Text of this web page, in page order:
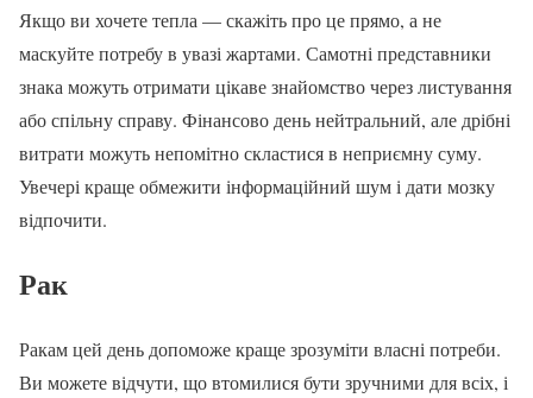
Якщо ви хочете тепла — скажіть про це прямо, а не
маскуйте потребу в увазі жартами. Самотні представники
знака можуть отримати цікаве знайомство через листування
або спільну справу. Фінансово день нейтральний, але дрібні
витрати можуть непомітно скластися в неприємну суму.
Увечері краще обмежити інформаційний шум і дати мозку
відпочити.
Рак
Ракам цей день допоможе краще зрозуміти власні потреби.
Ви можете відчути, що втомилися бути зручними для всіх, і